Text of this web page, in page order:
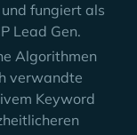
fungiert als
Lead Gen.
Algorithmen
verwandte
Keyword